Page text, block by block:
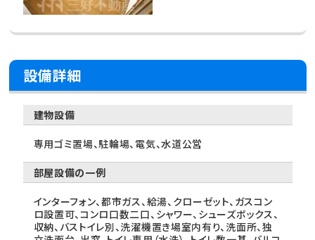
設備詳細
建物設備
専用ゴミ置場、駐輪場、電気、水道公営
部屋設備の一例
インターフォン、都市ガス、給湯、クローゼット、ガスコン
ロ設置可、コンロ口数二口、シャワー、シューズボックス、
収納、バストイレ別、洗濯機置き場室内有り、洗面所、独